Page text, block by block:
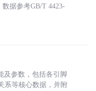
据参考GB/T 4423-
及参数，包括各引脚
系等核心数据，并附